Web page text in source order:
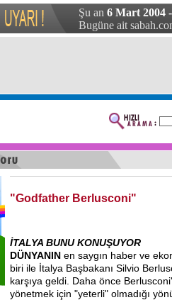
Şu an 6 Mart 2004
Bugüne ait
"Godfather Berlusconi"
İTALYA BUNU KONUŞUYOR
DÜNYANIN en saygın haber ve
biri ile İtalya Başbakanı Silvio
karşıya geldi. Daha önce
yönetmek için "yeterli" olmadığı